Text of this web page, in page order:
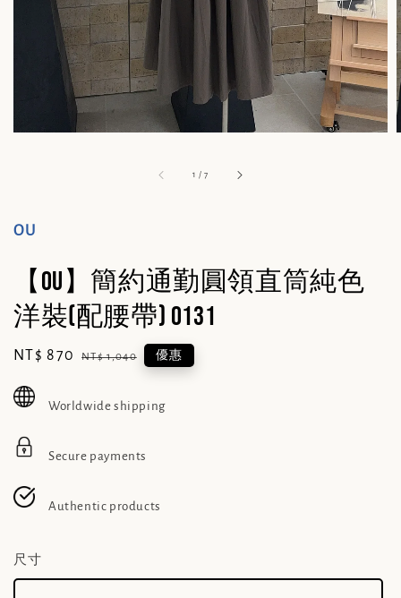
1 /7
OU
【OU】簡約通勤圓領直筒純色
洋裝(配腰帶) 0131
Sale
NT$ 870 Regular
NT$ 1,040 優惠
Worldwide shipping
Secure payments
Authentic products
尺寸